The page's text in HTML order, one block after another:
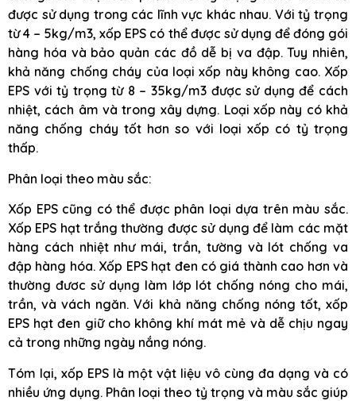
được sử dụng trong các lĩnh vực khác nhau. Với tỷ trọng
từ 4 – 5kg/m3, xốp EPS có thể được sử dụng để đóng gói
hàng hóa và bảo quản các đồ dễ bị va đập. Tuy nhiên,
khả năng chống cháy của loại xốp này không cao. Xốp
EPS với tỷ trọng từ 8 – 35kg/m3 được sử dụng để cách
nhiệt, cách âm và trong xây dựng. Loại xốp này có khả
năng chống cháy tốt hơn so với loại xốp có tỷ trọng
thấp.
Phân loại theo màu sắc:
Xốp EPS cũng có thể được phân loại dựa trên màu sắc.
Xốp EPS hạt trắng thường được sử dụng để làm các mặt
hàng cách nhiệt như mái, trần, tường và lót chống va
đập hàng hóa. Xốp EPS hạt đen có giá thành cao hơn và
thường đươc sử dụng làm lớp lót chống nóng cho mái,
trần, và vách ngăn. Với khả năng chống nóng tốt, xốp
EPS hạt đen giữ cho không khí mát mẻ và dễ chịu ngay
cả trong những ngày nắng nóng.
Tóm lại, xốp EPS là một vật liệu vô cùng đa dạng và có
nhiều ứng dụng. Phân loại theo tỷ trọng và màu sắc giúp